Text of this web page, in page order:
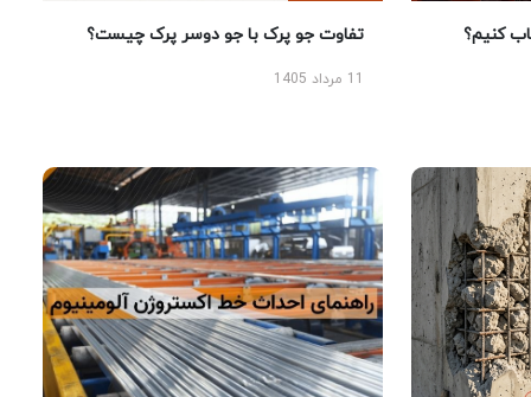
کنیم؟ تفاوت جو پرک با جو دوسر پرک چیست؟